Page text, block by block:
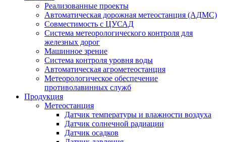
Реализованные проекты
Автоматическая дорожная метеостанция (АДМС)
Совместимость с ЦУСАД
Система метеорологического контроля для
железных дорог
Машинное зрение
Система контроля уровня воды
Автоматическая агрометеостанция
Метеорологическое обеспечение
противолавинных служб
Продукция
Метеостанция
Датчик температуры и влажности воздуха
Датчик солнечной радиации
Датчик осадков